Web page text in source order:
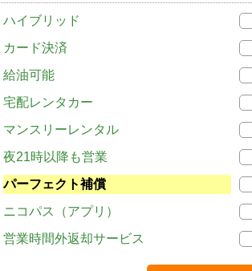
ハイブリッド
カード決済
給油可能
宅配レンタカー
マンスリーレンタル
夜21時以降も営業
パーフェクト補償
ニコパス（アプリ）
営業時間外返却サービス